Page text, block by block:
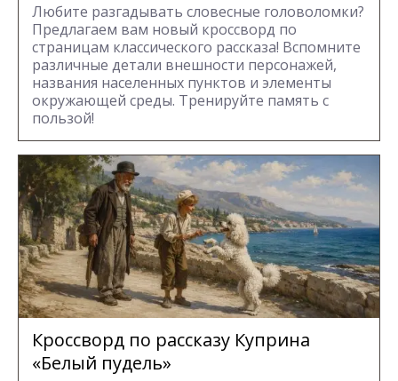
Любите разгадывать словесные головоломки?
Предлагаем вам новый кроссворд по
страницам классического рассказа! Вспомните
различные детали внешности персонажей,
названия населенных пунктов и элементы
окружающей среды. Тренируйте память с
пользой!
Кроссворд по рассказу Куприна
«Белый пудель»